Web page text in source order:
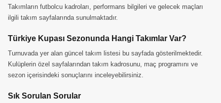
Takımların futbolcu kadroları, performans bilgileri ve gelecek maçları
ilgili takım sayfalarında sunulmaktadır.
Türkiye Kupası Sezonunda Hangi Takımlar Var?
Turnuvada yer alan güncel takım listesi bu sayfada gösterilmektedir.
Kulüplerin özel sayfalarından takım kadrosunu, maç programını ve
sezon içerisindeki sonuçlarını inceleyebilirsiniz.
Sık Sorulan Sorular